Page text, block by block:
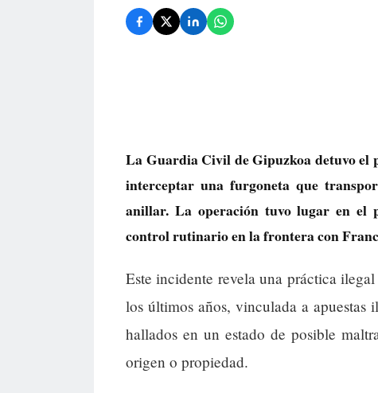
La Guardia Civil de Gipuzkoa detuvo el
interceptar una furgoneta que
anillar. La operación tuvo lugar en el
control rutinario en la frontera con
Este incidente revela una práctica
los últimos años, vinculada a
hallados en un estado de posible
origen o propiedad.